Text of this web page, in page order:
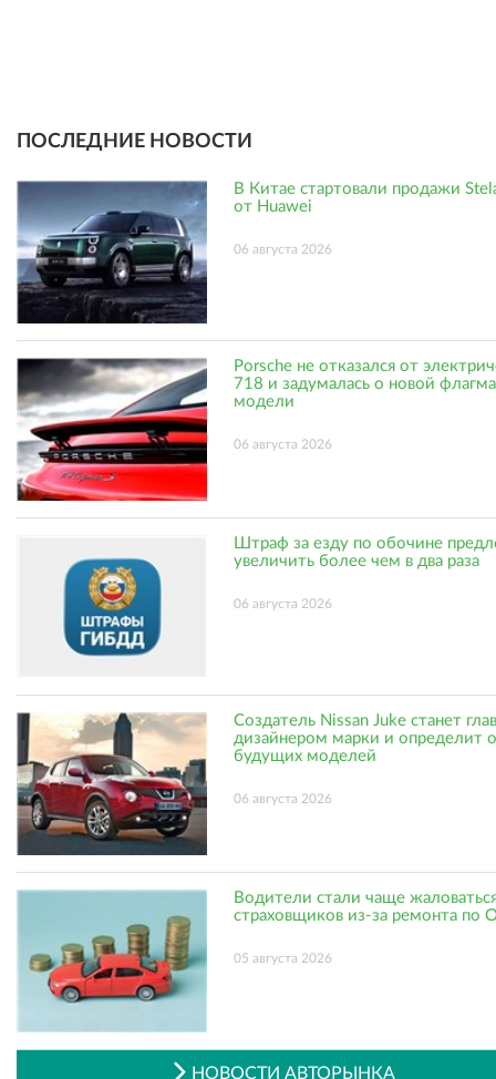
ПОСЛЕДНИЕ НОВОСТИ
В Китае стартовали продажи
от Huawei
06 августа 2026
Porsche не отказался от
718 и задумалась о новой
модели
06 августа 2026
Штраф за езду по обочине
увеличить более чем в два раза
06 августа 2026
Создатель Nissan Juke станет
дизайнером марки и определит
будущих моделей
06 августа 2026
Водители стали чаще
страховщиков из-за ремонта по
05 августа 2026
НОВОСТИ АВТОРЫНКА